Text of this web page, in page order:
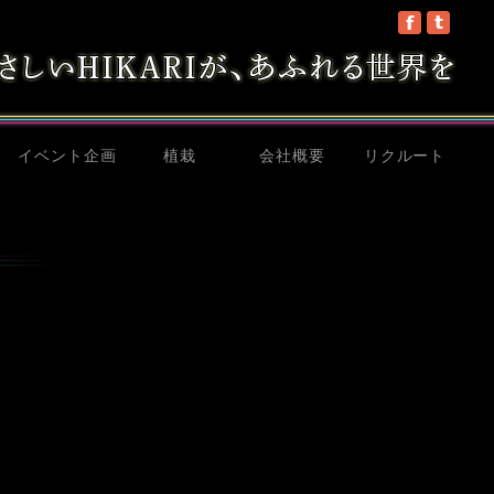
イベント企画 植栽 会社概要 リクルート